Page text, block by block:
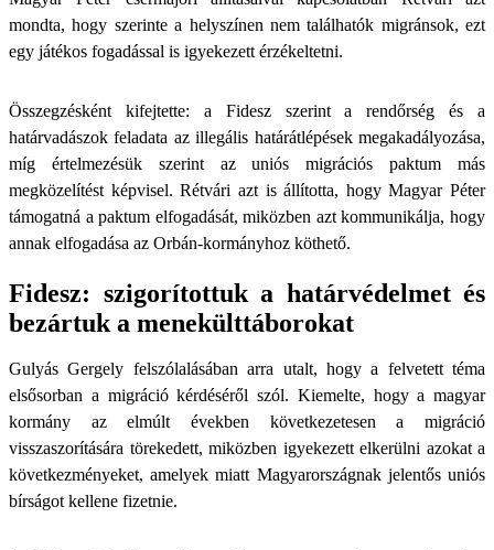
mondta, hogy szerinte a helyszínen nem találhatók migránsok, ezt
egy játékos fogadással is igyekezett érzékeltetni.
Összegzésként kifejtette: a Fidesz szerint a rendőrség és a
határvadászok feladata az illegális határátlépések megakadályozása,
míg értelmezésük szerint az uniós migrációs paktum más
megközelítést képvisel. Rétvári azt is állította, hogy Magyar Péter
támogatná a paktum elfogadását, miközben azt kommunikálja, hogy
annak elfogadása az Orbán-kormányhoz köthető.
Fidesz: szigorítottuk a határvédelmet és
bezártuk a menekülttáborokat
Gulyás Gergely felszólalásában arra utalt, hogy a felvetett téma
elsősorban a migráció kérdéséről szól. Kiemelte, hogy a magyar
kormány az elmúlt években következetesen a migráció
visszaszorítására törekedett, miközben igyekezett elkerülni azokat a
következményeket, amelyek miatt Magyarországnak jelentős uniós
bírságot kellene fizetnie.